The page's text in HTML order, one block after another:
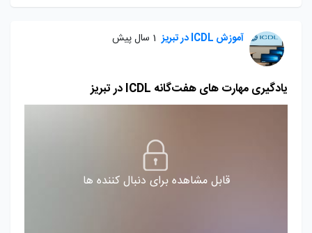
آموزش ICDL در تبریز 1 سال پیش
یادگیری مهارت‌ های هفت‌گانه ICDL در تبریز
قابل مشاهده برای دنبال کننده ها